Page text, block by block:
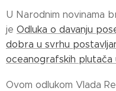
U Narodnim novinama
je Odluka o davanju
dobra u svrhu
oceanografskih plutača
Ovom odlukom Vlada